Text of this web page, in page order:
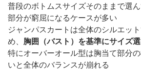
普段のボトムスサイズそのままで選
部分が窮屈になるケースが多い
ジャンパスカートは全体のシルエッ
め、 胸囲（バスト）を基準にサイズ
特にオーバーオール型は胸当て部分
いと全体のバランスが崩れる